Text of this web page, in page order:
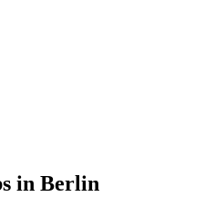
in Berlin